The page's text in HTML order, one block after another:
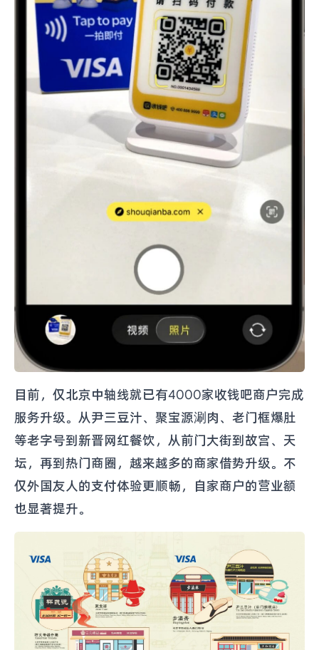
目前，仅北京中轴线就已有4000家收钱吧商户完成
服务升级。从尹三豆汁、聚宝源涮肉、老门框爆肚
等老字号到新晋网红餐饮，从前门大街到故宫、天
坛，再到热门商圈，越来越多的商家借势升级。不
仅外国友人的支付体验更顺畅，自家商户的营业额
也显著提升。